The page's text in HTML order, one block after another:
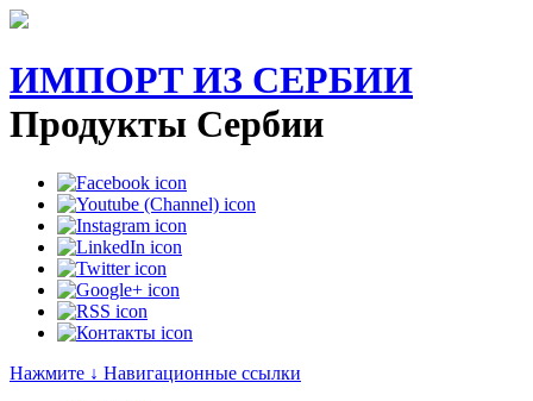
ИМПОРТ ИЗ СЕРБИИ
Продукты Сербии
Нажмите ↓ Навигационные ссылки